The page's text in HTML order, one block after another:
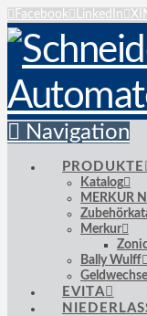
Facebook LinkedIn
Navigation
PRODUKTE
Katalog
MERKUR
Merkur
Bally Wulff
EVITA